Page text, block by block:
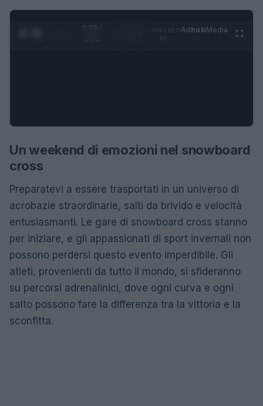
0:28 /
AdhubMedia
Un weekend di emozioni nel snowboard
cross
Preparatevi a essere trasportati in un universo di
acrobazie straordinarie, salti da brivido e velocità
entusiasmanti. Le gare di snowboard cross stanno
per iniziare, e gli appassionati di sport invernali non
possono perdersi questo evento imperdibile. Gli
atleti, provenienti da tutto il mondo, si sfideranno
su percorsi adrenalinici, dove ogni curva e ogni
salto possono fare la differenza tra la vittoria e la
sconfitta.